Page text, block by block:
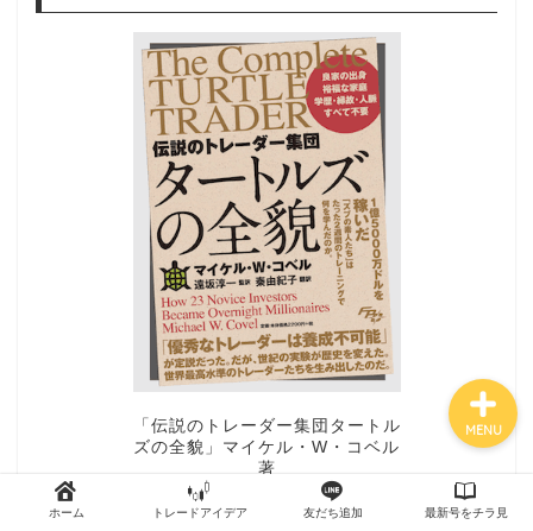
「伝説のトレーダー集団タートル
ズの全貌」マイケル・W・コベル
著
「普通の人たちに優位性があるトレードルールを教
ホーム トレードアイデア 友だち追加 最新号をチラ見
MENU
トップページ
外国為替 vol.18
発売のお知らせ
トレードアイデア
最新記事（すべての記事）